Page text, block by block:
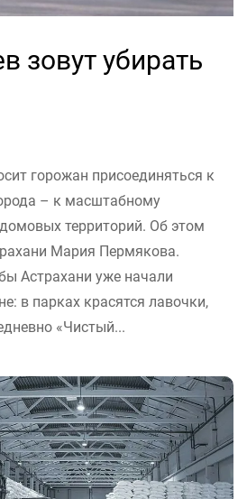
зовут убирать
горожан присоединяться к
– к масштабному
территорий. Об этом
Мария Пермякова.
Астрахани уже начали
в парках красятся лавочки,
«Чистый...